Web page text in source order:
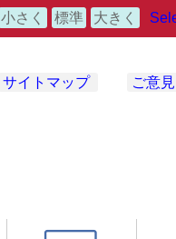
小さく 標準 大きく
サイトマップ ご意